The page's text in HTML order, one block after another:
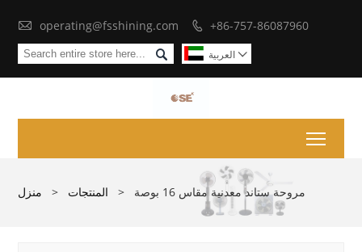
 operating@fsshining.com  +86-757-86087960
 العربية 
منزل > المنتجات > مروحة ستاند معدنية مقاس 16 بوصة